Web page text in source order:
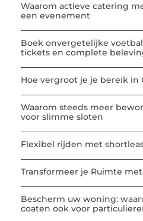
Waarom actieve catering
een evenement
Boek onvergetelijke
tickets en complete
Hoe vergroot je je bereik in
Waarom steeds meer
voor slimme sloten
Flexibel rijden met
Transformeer je Ruimte
Bescherm uw woning:
coaten ook voor